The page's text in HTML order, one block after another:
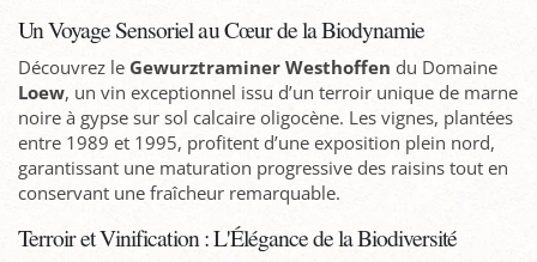
Un Voyage Sensoriel au Cœur de la Biodynamie
Découvrez le Gewurztraminer Westhoffen du Domaine
Loew, un vin exceptionnel issu d’un terroir unique de marne
noire à gypse sur sol calcaire oligocène. Les vignes, plantées
entre 1989 et 1995, profitent d’une exposition plein nord,
garantissant une maturation progressive des raisins tout en
conservant une fraîcheur remarquable.
Terroir et Vinification : L'Élégance de la Biodiversité